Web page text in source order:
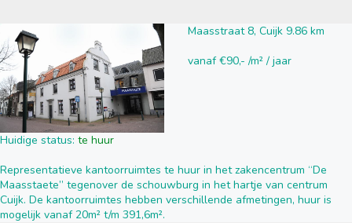
Maasstraat 8, Cuijk 9.86 km
vanaf €90,- /m² / jaar
Huidige status: te huur
Representatieve kantoorruimtes te huur in het zakencentrum “De
Maasstaete” tegenover de schouwburg in het hartje van centrum
Cuijk. De kantoorruimtes hebben verschillende afmetingen, huur is
mogelijk vanaf 20m² t/m 391,6m².